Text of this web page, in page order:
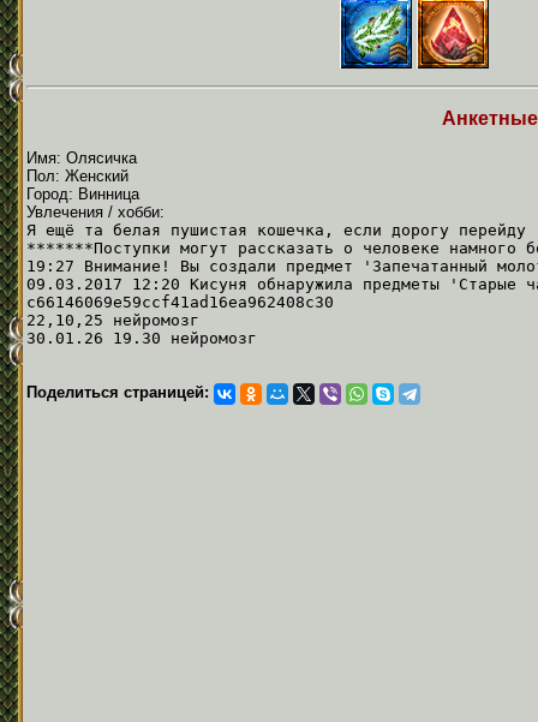
Имя: Олясичка
Пол: Женский
Город: Винница
Увлечения / хобби:
Я ещё та белая пушистая кошечка, если дорогу
*******Поступки могут рассказать о человеке
19:27 Внимание! Вы создали предмет 'Запечатанный
09.03.2017 12:20 Кисуня обнаружила предметы 'Старые
c66146069e59ccf41ad16ea962408c30
22,10,25 нейромозг
30.01.26 19.30 нейромозг
Поделиться страницей: